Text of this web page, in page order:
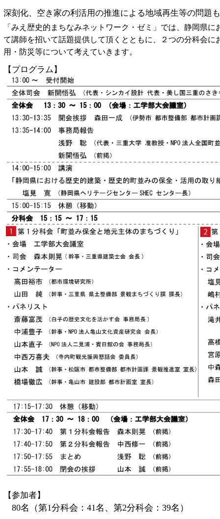
深刻化、空き家の利活用の推進による地域再生等の問題
「みえ歴史的まちなみネットワーク・ゼミ」では、静岡県
て講師を招いて話題提供して頂くとともに、２つの分科会
用・防災等について考えていきます。
【プログラム】
【参加者】
80名（第1分科会：41名、第2分科会：39名）